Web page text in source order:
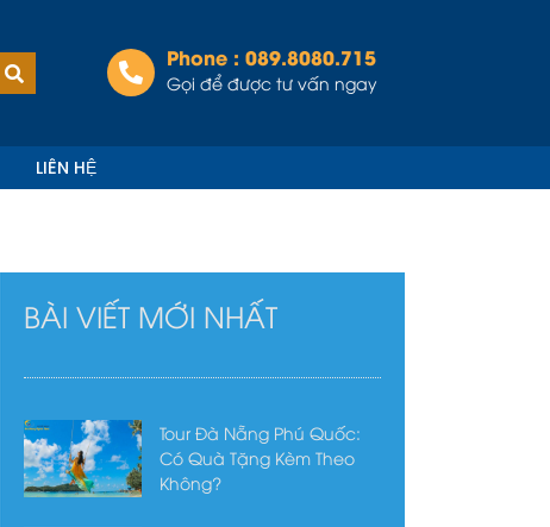
Tìm
kiếm
Phone : 089.8080.715
Gọi để được tư vấn ngay
LIÊN HỆ
BÀI VIẾT MỚI NHẤT
Tour Đà Nẵng Phú Quốc:
Có Quà Tặng Kèm Theo
Không?